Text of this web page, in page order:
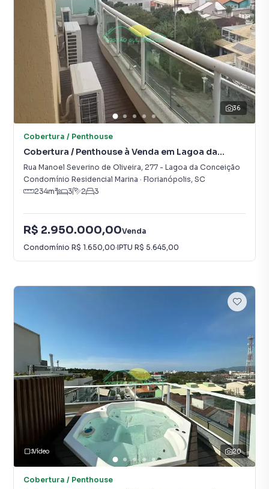
36
Cobertura / Penthouse
Cobertura / Penthouse à Venda em Lagoa da
Conceição
Rua Manoel Severino de Oliveira, 277 - Lagoa da Conceição
Condomínio Residencial Marina · Florianópolis, SC
234m² 3 2 3
R$ 2.950.000,00Venda
Condomínio R$ 1.650,00·IPTU R$ 5.645,00
20
Vídeo
Cobertura / Penthouse